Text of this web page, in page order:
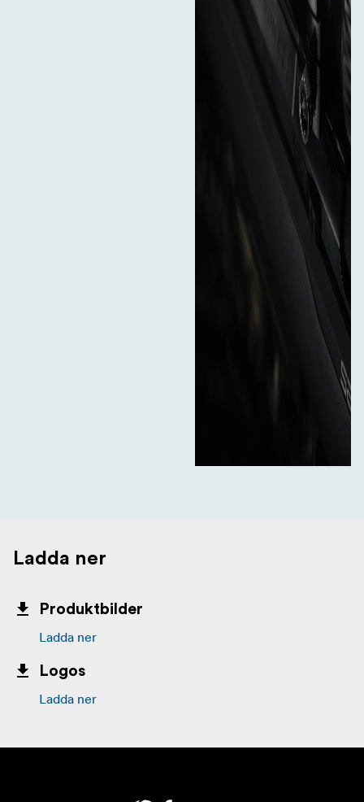
Ladda ner
Produktbilder
Ladda ner
Logos
Ladda ner